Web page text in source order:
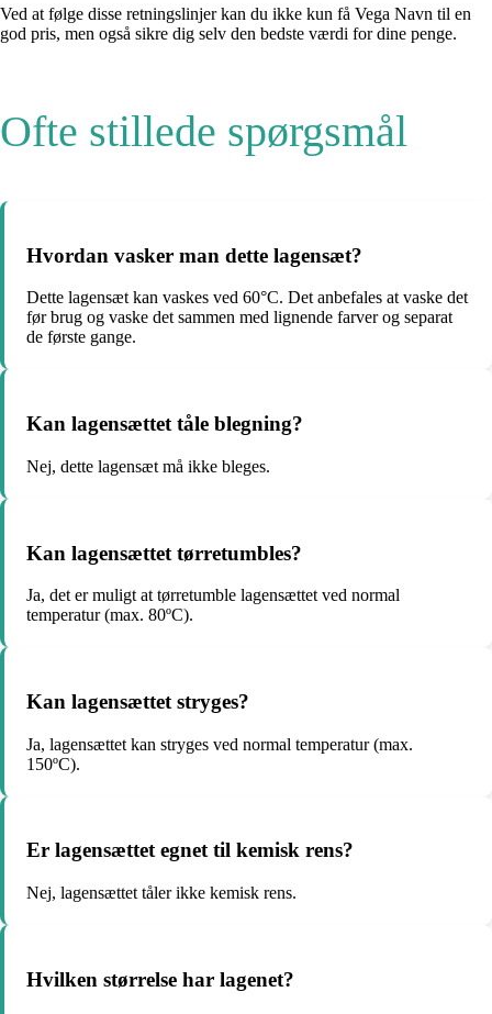
Ved at følge disse retningslinjer kan du ikke kun få Vega Navn til en
god pris, men også sikre dig selv den bedste værdi for dine penge.
Ofte stillede spørgsmål
Hvordan vasker man dette lagensæt?
Dette lagensæt kan vaskes ved 60°C. Det anbefales at vaske det
før brug og vaske det sammen med lignende farver og separat
de første gange.
Kan lagensættet tåle blegning?
Nej, dette lagensæt må ikke bleges.
Kan lagensættet tørretumbles?
Ja, det er muligt at tørretumble lagensættet ved normal
temperatur (max. 80ºC).
Kan lagensættet stryges?
Ja, lagensættet kan stryges ved normal temperatur (max.
150ºC).
Er lagensættet egnet til kemisk rens?
Nej, lagensættet tåler ikke kemisk rens.
Hvilken størrelse har lagenet?